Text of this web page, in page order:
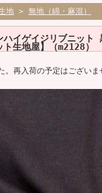
地 > 無地（綿・麻混）
ハイゲイジリブニッ
ト生地屋】（m2128）
再入荷の予定はございま